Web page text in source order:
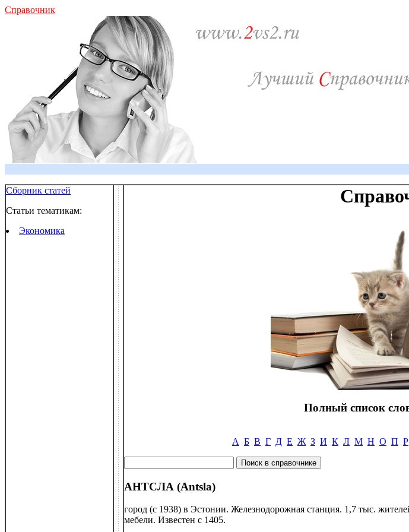
Справочник
Сборник статей
Статьи тематикам:
Экономика
Полный список
А Б В Г Д Е Ж З И К Л М Н О П Р
АНТСЛА (Antsla)
город (с 1938) в Эстонии. Железнодорожная станция. 1,7 тыс.
мебели. Известен с 1405.